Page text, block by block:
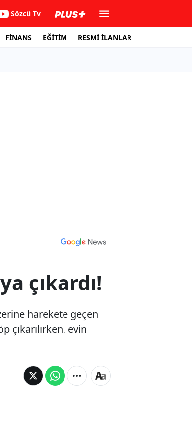
Sözcü Tv
FİNANS EĞİTİM RESMİ İLANLAR
çıkardı!
harekete geçen
çıkarılırken, evin